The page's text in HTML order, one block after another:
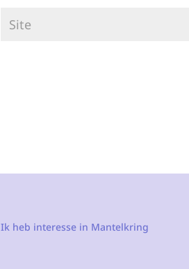
Ik heb interesse in Mantelkring